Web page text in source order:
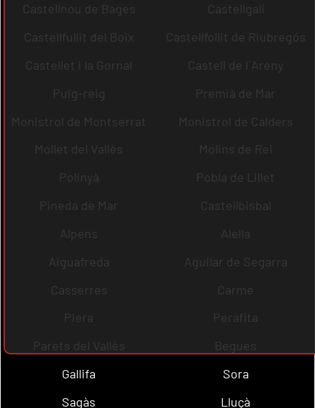
Castellnou de Bages
Castellgalí
Castellfullit del Boix
Castellfollit de Riubregós
Castellet i la Gornal
Castell de l´Areny
Puig-reig
Premià de Mar
Monistrol de Montserrat
Monistrol de Calders
Mollet del Vallès
Molins de Rei
Polinyà
Pobla de Lillet
Pineda de Mar
Castellbisbal
Alpens
Alella
Aiguafreda
Aguilar de Segarra
Casserres
Carme
Piera
Perafita
Parets del Vallès
Begues
Gallifa
Sora
Sagàs
Lluçà